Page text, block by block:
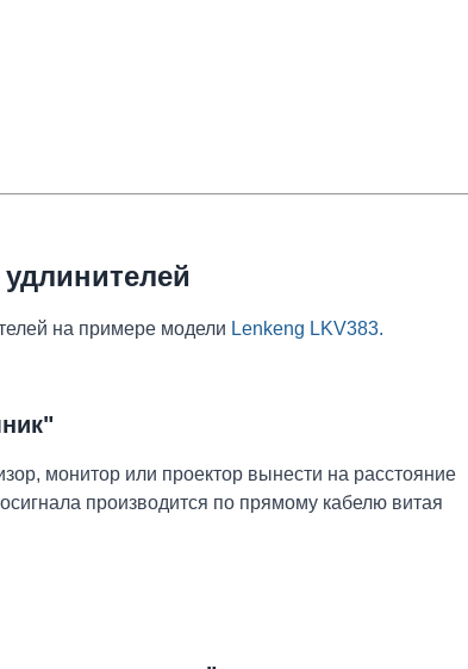
на примере модели Lenkeng LKV383.
монитор или проектор вынести на расстояние
производится по прямому кабелю витая